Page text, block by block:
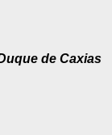
de Caxias